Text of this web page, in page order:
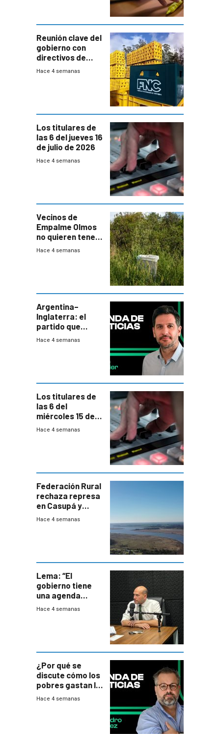
Reunión clave del
gobierno con
directivos de
Fábricas
Hace 4 semanas
Los titulares de
las 6 del jueves 16
de julio de 2026
Hace 4 semanas
Vecinos de
Empalme Olmos
no quieren tener
cerca una planta
departamental
Hace 4 semanas
Argentina–
Inglaterra: el
partido que
nunca termina
Hace 4 semanas
Los titulares de
las 6 del
miércoles 15 de
julio de 2026
Hace 4 semanas
Federación Rural
rechaza represa
en Casupá y
firma demanda
Hace 4 semanas
Lema: “El
gobierno tiene
una agenda
destructiva”
Hace 4 semanas
¿Por qué se
discute cómo los
pobres gastan la
plata?
Hace 4 semanas